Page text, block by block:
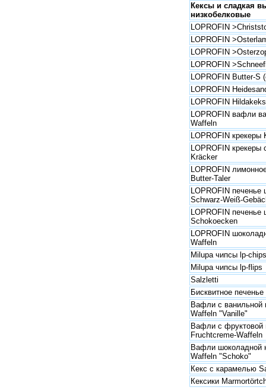
Кексы и сладкая
низкобелковые
LOPROFIN
LOPROFIN
LOPROFIN
LOPROFIN
LOPROFIN Butter-S
LOPROFIN
LOPROFIN
LOPROFIN вафли
Waffeln
LOPROFIN крекеры
LOPROFIN
Kräcker
LOPROFIN
Butter-Taler
LOPROFIN
Schwarz-Weiß-
LOPROFIN
Schokoecken
LOPROFIN
Waffeln
Milupa чипсы lp-chips
Milupa чипсы lp-flips
Salzletti
Бисквитное
Вафли с ванильной
Waffeln "Vanille"
Вафли с фруктовой
Fruchtcreme-Waffeln
Вафли шоколадной
Waffeln "Schoko"
Кекс с карамелью
Кексики